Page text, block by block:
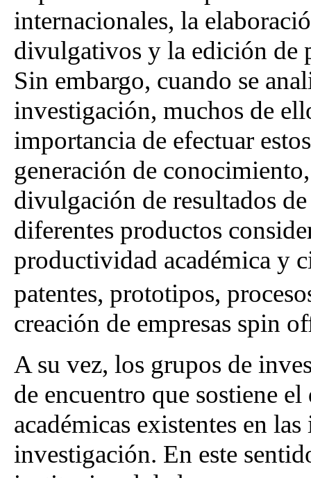
internacionales, la
divulgativos y la edición de
Sin embargo, cuando se
investigación, muchos de
importancia de efectuar
generación de
divulgación de resultados
diferentes productos
productividad académica y
patentes, prototipos,
creación de empresas spin
A su vez, los grupos de
de encuentro que sostiene
académicas existentes en
investigación. En este